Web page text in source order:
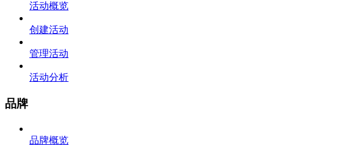
活动概览
创建活动
管理活动
活动分析
品牌
品牌概览